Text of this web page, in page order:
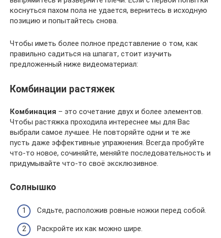
коснуться пахом пола не удается, вернитесь в исходную
позицию и попытайтесь снова.
Чтобы иметь более полное представление о том, как
правильно садиться на шпагат, стоит изучить
предложенный ниже видеоматериал:
Комбинации растяжек
Комбинация – это сочетание двух и более элементов.
Чтобы растяжка проходила интереснее мы для Вас
выбрали самое лучшее. Не повторяйте одни и те же
пусть даже эффективные упражнения. Всегда пробуйте
что-то новое, сочиняйте, меняйте последовательность и
придумывайте что-то своё эксклюзивное.
Солнышко
Сядьте, расположив ровные ножки перед собой.
Раскройте их как можно шире.